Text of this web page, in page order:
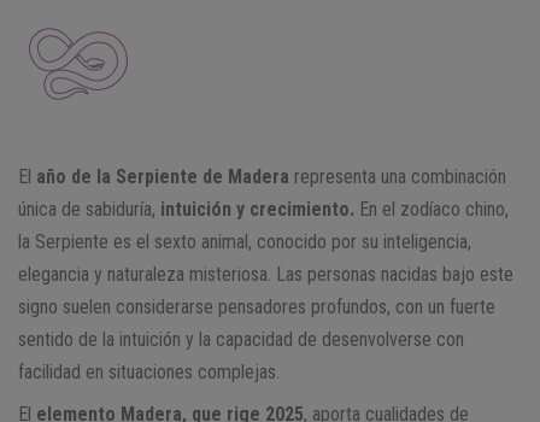
El año de la Serpiente de Madera representa una combinación
única de sabiduría, intuición y crecimiento. En el zodíaco chino,
la Serpiente es el sexto animal, conocido por su inteligencia,
elegancia y naturaleza misteriosa. Las personas nacidas bajo este
signo suelen considerarse pensadores profundos, con un fuerte
sentido de la intuición y la capacidad de desenvolverse con
facilidad en situaciones complejas.
El elemento Madera, que rige 2025, aporta cualidades de